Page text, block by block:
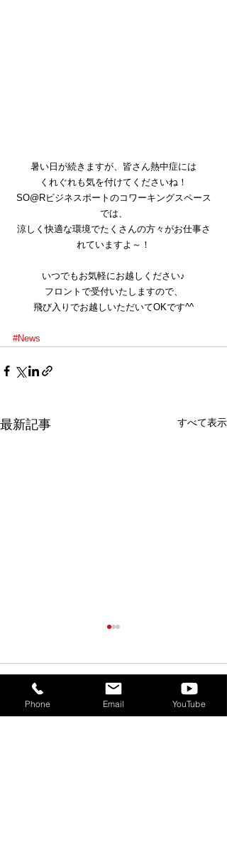
暑い日が続きますが、皆さん熱中症には
くれぐれも気を付けてくださいね！
SO@Rビジネスポートのコワーキングスペース
では、
涼しく快適な環境でたくさんの方々がお仕事さ
れていますよ～！
いつでもお気軽にお越しください♪
フロントで受付いたしますので、
飛び入りでお越しいただいてOKです^^
#News
最新記事 すべて表示
コメント
Phone Email YouTube